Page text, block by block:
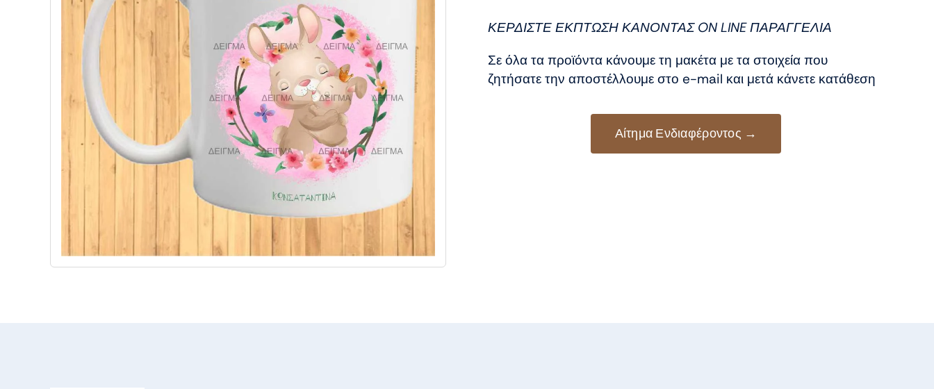
8,50 €.
είναι:
ΚΕΡΔΙΣΤΕ ΕΚΠΤΩΣΗ ΚΑΝΟΝΤΑΣ ON LINE ΠΑΡΑΓΓΕΛΙΑ
Σε όλα τα προϊόντα κάνουμε τη μακέτα με τα στοιχεία που
ζητήσατε την αποστέλλουμε στο e-mail και μετά κάνετε κατάθεση
Αίτημα Ενδιαφέροντος →